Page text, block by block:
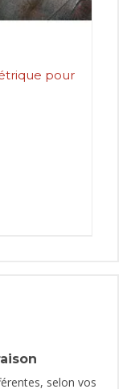
pour
selon vos